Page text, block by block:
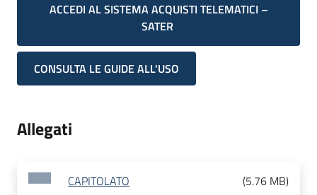
ACCEDI AL SISTEMA ACQUISTI TELEMATICI –
SATER
CONSULTA LE GUIDE ALL'USO
Allegati
CAPITOLATO (5.76 MB)